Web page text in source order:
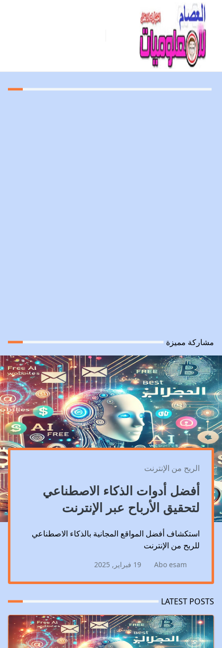
مشاركة مميزة
الربح من الإنترنت
أفضل أدوات الذكاء الاصطناعي
لتحقيق الأرباح عبر الإنترنت
استكشاف أفضل المواقع المجانية بالذكاء الاصطناعي
للربح من الإنترنت
Abo esam 19 فبراير, 2025
LATEST POSTS